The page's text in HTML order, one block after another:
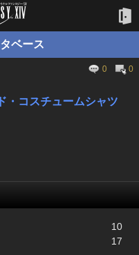
ベース
0
0
・コスチュームシャツ
10
17